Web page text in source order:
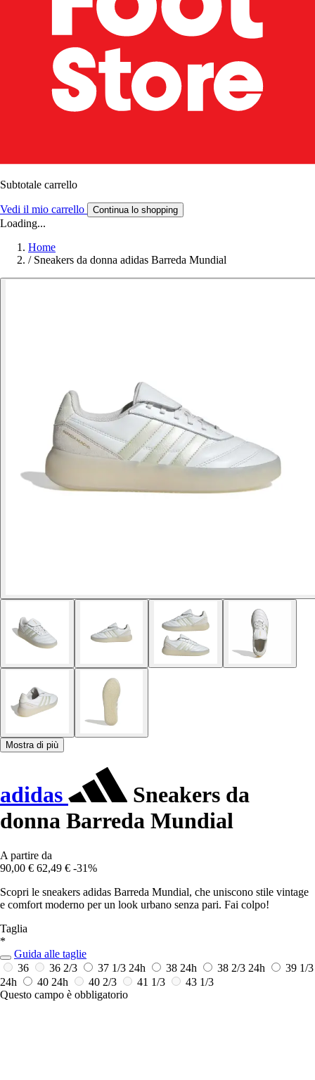
Subtotale carrello
Vedi il mio carrello Continua lo shopping
Loading...
Home
/ Sneakers da donna adidas Barreda Mundial
Mostra di più
adidas
Sneakers da
donna Barreda Mundial
A partire da
90,00 € 62,49 € -31%
Scopri le sneakers adidas Barreda Mundial, che uniscono stile vintage
e comfort moderno per un look urbano senza pari. Fai colpo!
Taglia
*
Guida alle taglie
36
36 2/3 37 1/3 24h 38 24h 38 2/3 24h
39 1/3
24h
40 24h 40 2/3 41 1/3
43 1/3
Questo campo è obbligatorio